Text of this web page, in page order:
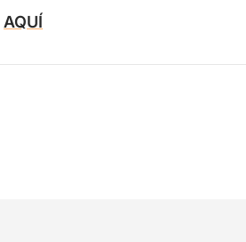
AQUÍ